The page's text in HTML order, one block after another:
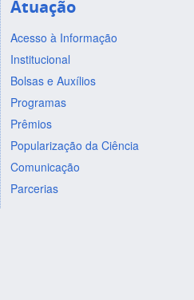
Atuação
Acesso à Informação
Institucional
Bolsas e Auxílios
Programas
Prêmios
Popularização da Ciência
Comunicação
Parcerias